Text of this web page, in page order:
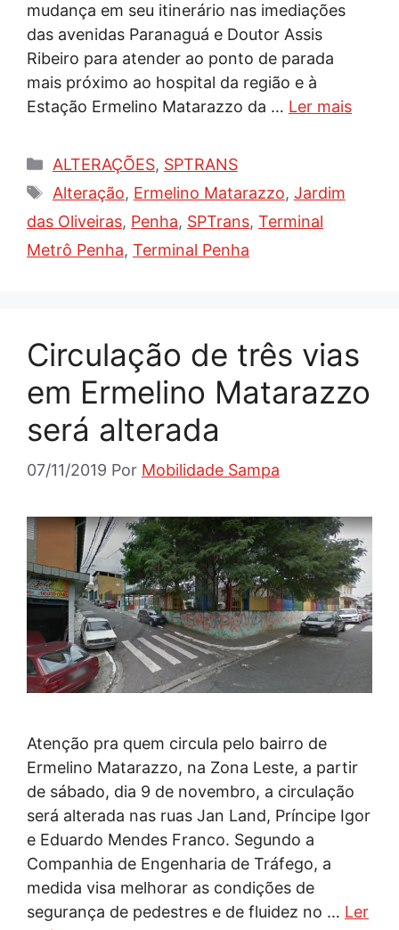
mudança em seu itinerário nas imediações
das avenidas Paranaguá e Doutor Assis
Ribeiro para atender ao ponto de parada
mais próximo ao hospital da região e à
Estação Ermelino Matarazzo da … Ler mais
Categorias
ALTERAÇÕES, SPTRANS
Tags
Alteração, Ermelino Matarazzo, Jardim
das Oliveiras, Penha, SPTrans, Terminal
Metrô Penha, Terminal Penha
Circulação de três vias
em Ermelino Matarazzo
será alterada
07/11/2019 Por Mobilidade Sampa
Atenção pra quem circula pelo bairro de
Ermelino Matarazzo, na Zona Leste, a partir
de sábado, dia 9 de novembro, a circulação
será alterada nas ruas Jan Land, Príncipe Igor
e Eduardo Mendes Franco. Segundo a
Companhia de Engenharia de Tráfego, a
medida visa melhorar as condições de
segurança de pedestres e de fluidez no … Ler